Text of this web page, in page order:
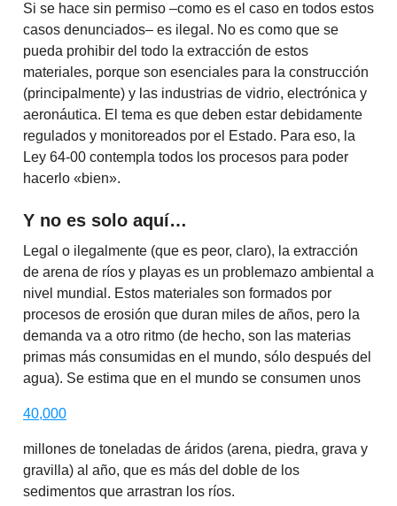
Si se hace sin permiso –como es el caso en todos estos
casos denunciados– es ilegal. No es como que se
pueda prohibir del todo la extracción de estos
materiales, porque son esenciales para la construcción
(principalmente) y las industrias de vidrio, electrónica y
aeronáutica. El tema es que deben estar debidamente
regulados y monitoreados por el Estado. Para eso, la
Ley 64-00 contempla todos los procesos para poder
hacerlo «bien».
Y no es solo aquí…
Legal o ilegalmente (que es peor, claro), la extracción
de arena de ríos y playas es un problemazo ambiental a
nivel mundial. Estos materiales son formados por
procesos de erosión que duran miles de años, pero la
demanda va a otro ritmo (de hecho, son las materias
primas más consumidas en el mundo, sólo después del
agua). Se estima que en el mundo se consumen unos
40,000
millones de toneladas de áridos (arena, piedra, grava y
gravilla) al año, que es más del doble de los
sedimentos que arrastran los ríos.